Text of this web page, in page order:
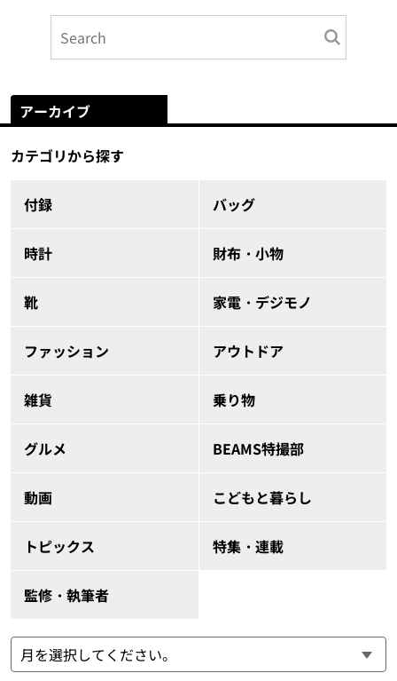
アーカイブ
カテゴリから探す
付録 バッグ
時計 財布・小物
靴 家電・デジモノ
ファッション アウトドア
雑貨 乗り物
グルメ BEAMS特撮部
動画 こどもと暮らし
トピックス 特集・連載
監修・執筆者